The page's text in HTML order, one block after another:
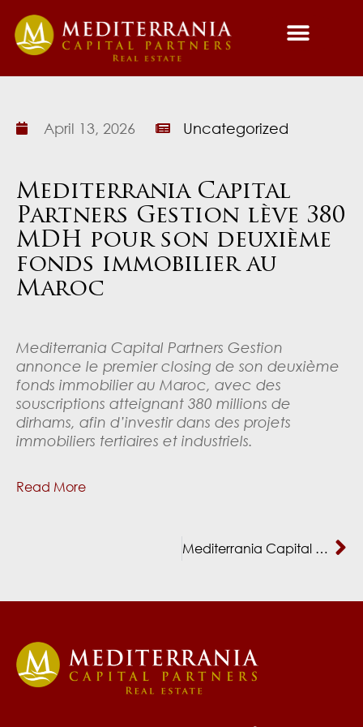
April 13, 2026 Uncategorized
Mediterrania Capital
Partners Gestion lève 380
MDH pour son deuxième
fonds immobilier au
Maroc
Mediterrania Capital Partners Gestion
annonce le premier closing de son deuxième
fonds immobilier au Maroc, avec des
souscriptions atteignant 380 millions de
dirhams, afin d’investir dans des projets
immobiliers tertiaires et industriels.
Read More
Mediterrania Capital Partners Gestion boucle un premier closing de 380 MDH pour son deuxième fonds immobilier